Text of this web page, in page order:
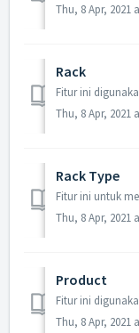
Thu, 8 Apr, 2021
Rack
Thu, 8 Apr, 2021
Rack Type
Fitur ini untuk
Thu, 8 Apr, 2021
Product
Thu, 8 Apr, 2021